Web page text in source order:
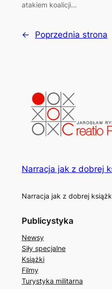
atakiem koalicji…
← Poprzednia strona
Narracja jak z dobrej
Narracja jak z dobrej
Publicystyka
Newsy
Siły specjalne
Książki
Filmy
Turystyka militarna